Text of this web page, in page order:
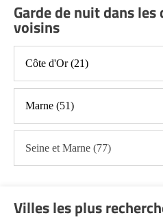
Portage de repas Aube
Sorties (promenades,
(10)
Autres aides à domicile
Voir toutes les aides à domicile
Garde de nuit dans
voisins
Côte d'Or (21)
Marne (51)
Seine et Marne (77)
Villes les plus